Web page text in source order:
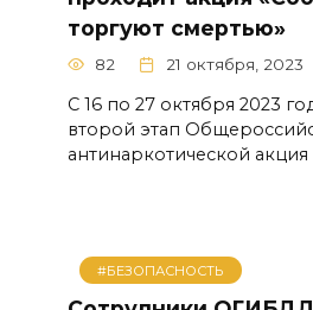
торгуют смертью»
82 21 октября, 2023
С 16 по 27 октября 2023
второй этап
антинаркотической
#БЕЗОПАСНОСТЬ